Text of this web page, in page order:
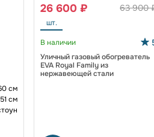
см
51 см
63 900
26 600 ₽
шт.
В наличии
Уличный газовый обогреватель
EVA Royal Family из
нержавеющей стали